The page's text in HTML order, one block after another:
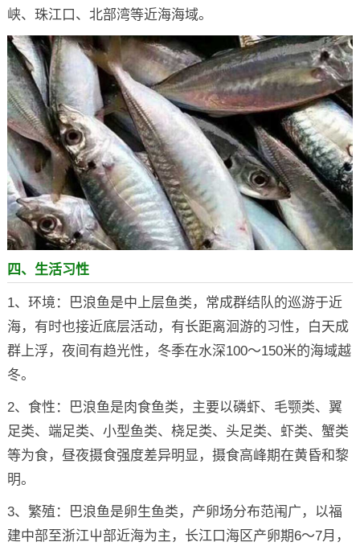
峡、珠江口、北部湾等近海海域。
四、生活习性
1、环境：巴浪鱼是中上层鱼类，常成群结队的巡游于近
海，有时也接近底层活动，有长距离洄游的习性，白天成
群上浮，夜间有趋光性，冬季在水深100～150米的海域越
冬。
2、食性：巴浪鱼是肉食鱼类，主要以磷虾、毛颚类、翼
足类、端足类、小型鱼类、桡足类、头足类、虾类、蟹类
等为食，昼夜摄食强度差异明显，摄食高峰期在黄昏和黎
明。
3、繁殖：巴浪鱼是卵生鱼类，产卵场分布范闱广，以福
建中部至浙江屮部近海为主，长江口海区产卵期6～7月，